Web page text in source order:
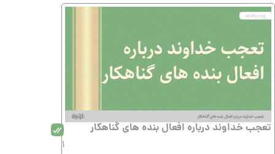
تعجب خداوند درباره افعال بنده های گناهکار
1